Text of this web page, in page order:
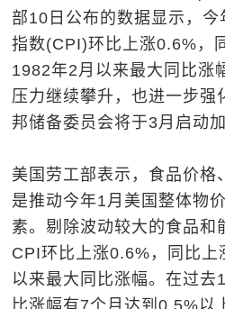
部10日公布的数据显示，
指数(CPI)环比上涨0.6%，
1982年2月以来最大同比涨
压力继续攀升，也进一步强
邦储备委员会将于3月启动
美国劳工部表示，食品价格
是推动今年1月美国整体物
素。剔除波动较大的食品和
CPI环比上涨0.6%，同比上
以来最大同比涨幅。在过去
比涨幅有7个月达到0.5%以